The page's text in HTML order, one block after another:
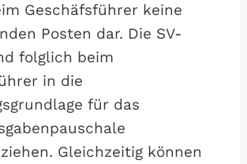
Geschäfsführer keine
Posten dar. Die SV-
folglich beim
in die
für das
Gleichzeitig können